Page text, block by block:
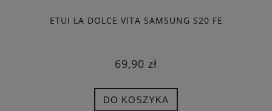
ETUI LA DOLCE VITA SAMSUNG S20 FE
69,90 zł
DO KOSZYKA